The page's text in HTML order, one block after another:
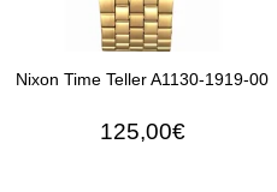
Nixon Time Teller A1130-1919-00
125,00€